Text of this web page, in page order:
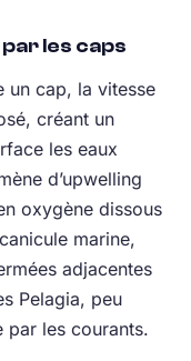
les caps
un cap, la vitesse
créant un
les eaux
d’upwelling
oxygène dissous
marine,
adjacentes
Pelagia, peu
par les courants.